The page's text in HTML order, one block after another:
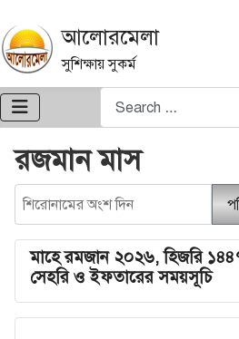
আলোরমেলা
সুশিক্ষায় সুকর্ম
অনুসন্ধান করো
রজমান মাস
শিরোনামের অংশ দিন
মাহে রমজান ২০২৬, হিজরি
সেহরি ও ইফতারের সময়সূচি